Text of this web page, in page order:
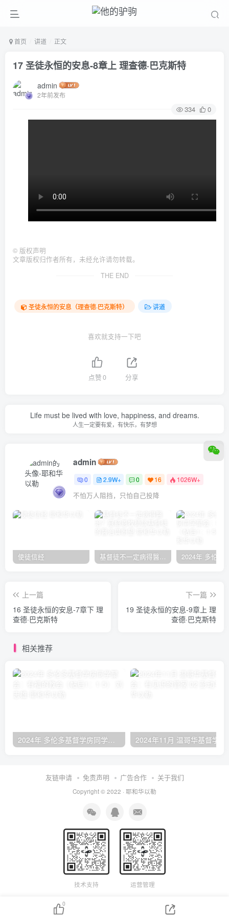
首页 讲道 正文
17 圣徒永恒的安息-8章上 理查德·巴克斯特
admin
2年前发布
334 0
© 版权声明
文章版权归作者所有，未经允许请勿转载。
THE END
圣徒永恒的安息（理查德·巴克斯特） 讲道
喜欢就支持一下吧
点赞0 分享
Life must be lived with love, happiness, and dreams.
人生一定要有爱，有快乐，有梦想
admin
0 2.9W+ 0 16 1026W+
不怕万人阻挡，只怕自己投降
使徒信经 基督徒不一定病得醫治？寇紹恩牧師談基督徒的醫治與盼望
上一篇
16 圣徒永恒的安息-7章下 理
查德·巴克斯特
下一篇
19 圣徒永恒的安息-9章上 理
查德·巴克斯特
相关推荐
2024年 多伦多基督学房同学聚会：有福的教会（帖后1：1-5） 刘志雄
友链申请 免责声明 广告合作 关于我们
Copyright © 2022 · 耶和华以勒
技术支持 运营管理
0